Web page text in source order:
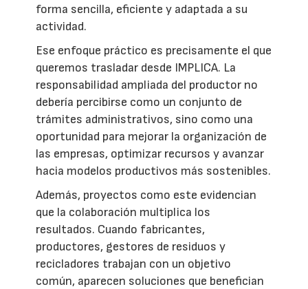
forma sencilla, eficiente y adaptada a su
actividad.
Ese enfoque práctico es precisamente el que
queremos trasladar desde IMPLICA. La
responsabilidad ampliada del productor no
debería percibirse como un conjunto de
trámites administrativos, sino como una
oportunidad para mejorar la organización de
las empresas, optimizar recursos y avanzar
hacia modelos productivos más sostenibles.
Además, proyectos como este evidencian
que la colaboración multiplica los
resultados. Cuando fabricantes,
productores, gestores de residuos y
recicladores trabajan con un objetivo
común, aparecen soluciones que benefician